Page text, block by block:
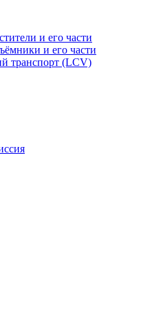
и его части
и его части
транспорт (LCV)